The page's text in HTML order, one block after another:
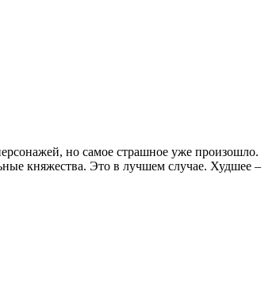
но самое страшное уже произошло.
княжества. Это в лучшем случае. Худшее –